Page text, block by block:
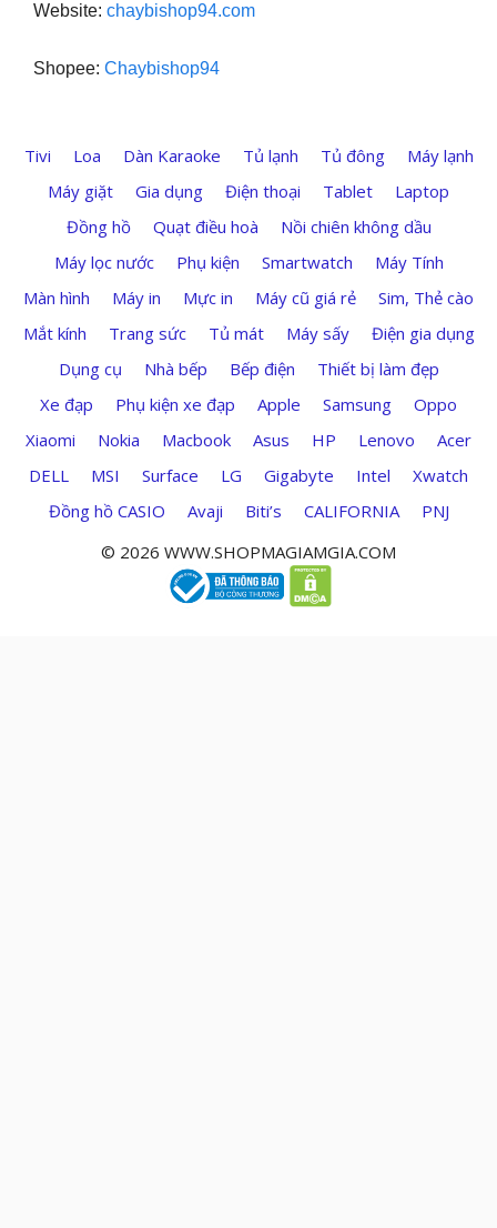
Website: chaybishop94.com
Shopee: Chaybishop94
Tivi Loa Dàn Karaoke Tủ lạnh Tủ đông
Máy lạnh
Máy giặt
Gia dụng Điện thoại Tablet
Laptop
Đồng hồ
Quạt điều hoà
Nồi chiên không dầu
Máy lọc nước
Phụ kiện Smartwatch
Máy Tính
Màn hình
Máy in Mực in Máy cũ giá rẻ
Sim, Thẻ cào
Mắt kính
Trang sức Tủ mát Máy sấy
Điện gia dụng
Dụng cụ
Nhà bếp Bếp điện
Thiết bị làm đẹp
Xe đạp
Phụ kiện xe đạp Apple Samsung
Oppo
Xiaomi
Nokia Macbook Asus HP Lenovo
Acer
DELL
MSI Surface LG Gigabyte Intel
Xwatch
Đồng hồ CASIO
Avaji Biti’s CALIFORNIA
PNJ
© 2026 WWW.SHOPMAGIAMGIA.COM